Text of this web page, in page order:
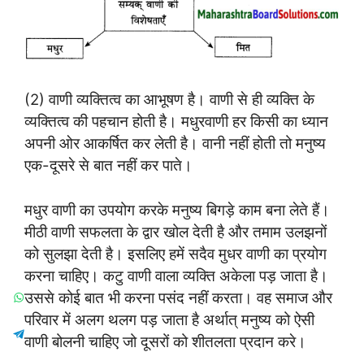
(2) वाणी व्यक्तित्व का आभूषण है। वाणी से ही व्यक्ति के
व्यक्तित्व की पहचान होती है। मधुरवाणी हर किसी का ध्यान
अपनी ओर आकर्षित कर लेती है। वानी नहीं होती तो मनुष्य
एक-दूसरे से बात नहीं कर पाते।
मधुर वाणी का उपयोग करके मनुष्य बिगड़े काम बना लेते हैं।
मीठी वाणी सफलता के द्वार खोल देती है और तमाम उलझनों
को सुलझा देती है। इसलिए हमें सदैव मुधर वाणी का प्रयोग
करना चाहिए। कटु वाणी वाला व्यक्ति अकेला पड़ जाता है।
उससे कोई बात भी करना पसंद नहीं करता। वह समाज और
परिवार में अलग थलग पड़ जाता है अर्थात् मनुष्य को ऐसी
वाणी बोलनी चाहिए जो दूसरों को शीतलता प्रदान करे।